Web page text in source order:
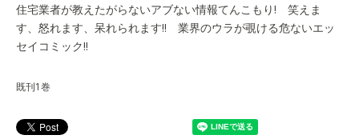
住宅業者が教えたがらないアブない情報てんこもり! 笑えま
す、怒れます、呆れられます!! 業界のウラが覗ける危ないエッ
セイコミック!!
既刊1巻